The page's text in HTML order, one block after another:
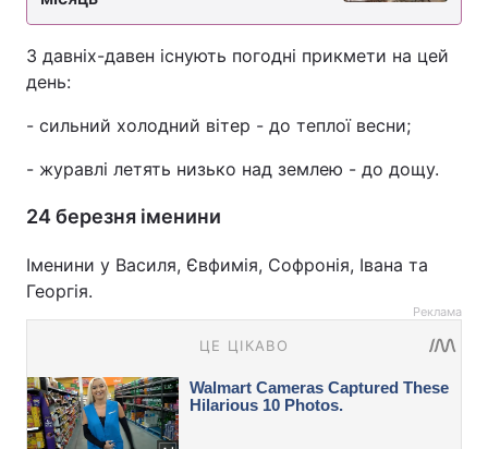
З давніх-давен існують погодні прикмети на цей
день:
- сильний холодний вітер - до теплої весни;
- журавлі летять низько над землею - до дощу.
24 березня іменини
Іменини у Василя, Євфимія, Софронія, Івана та
Георгія.
Реклама